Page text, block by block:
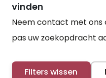
vinden
Neem contact met ons
pas uw zoekopdracht
Filters wissen